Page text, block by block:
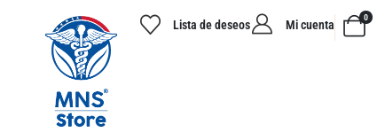
Lista de deseos Mi cuenta
0